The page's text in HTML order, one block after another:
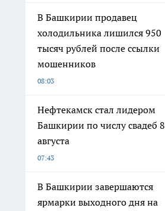
В Башкирии продавец
холодильника лишился 950
тысяч рублей после ссылки
мошенников
08:03
Нефтекамск стал лидером
Башкирии по числу свадеб 8
августа
07:43
В Башкирии завершаются
ярмарки выходного дня на